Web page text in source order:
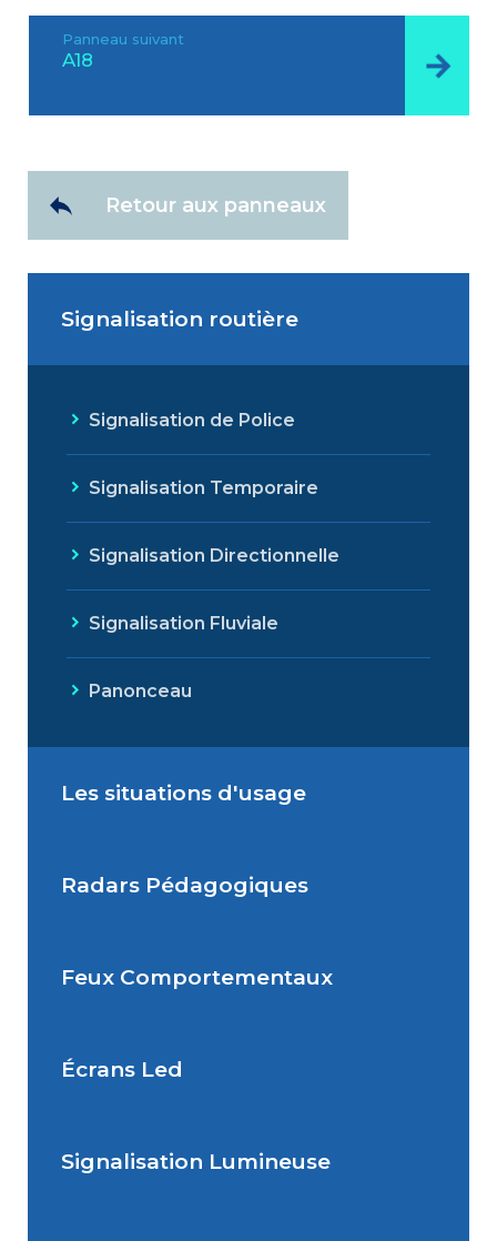
Panneau suivant
A18
Retour aux panneaux
Signalisation routière
Signalisation de Police
Signalisation Temporaire
Signalisation Directionnelle
Signalisation Fluviale
Panonceau
Les situations d'usage
Situations de signalisation
Situations de signalisation
Radars Pédagogiques
Radar Pédagogique
Feux Comportementaux
Feu Comportemental
Écrans Led
Écran Géant Extérieur Led
Signalisation Lumineuse